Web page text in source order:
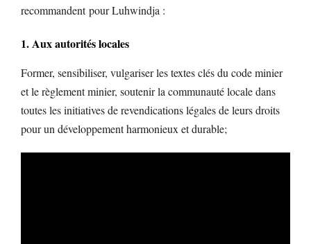
recommandent pour Luhwindja :
1. Aux autorités locales
Former, sensibiliser, vulgariser les textes clés du code minier
et le règlement minier, soutenir la communauté locale dans
toutes les initiatives de revendications légales de leurs droits
pour un développement harmonieux et durable;